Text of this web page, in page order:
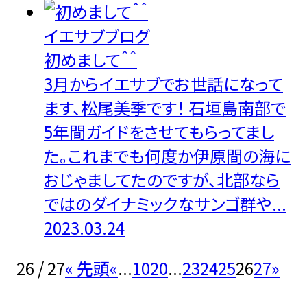
イエサブブログ
初めまして＾＾
3月からイエサブでお世話になって
ます、松尾美季です！ 石垣島南部で
5年間ガイドをさせてもらってまし
た。これまでも何度か伊原間の海に
おじゃましてたのですが、北部なら
ではのダイナミックなサンゴ群や...
2023.03.24
26 / 27« 先頭«...1020...2324252627»